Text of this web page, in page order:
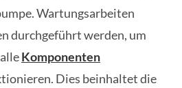
Wartungsarbeiten
durchgeführt werden, um
Komponenten
Dies beinhaltet die